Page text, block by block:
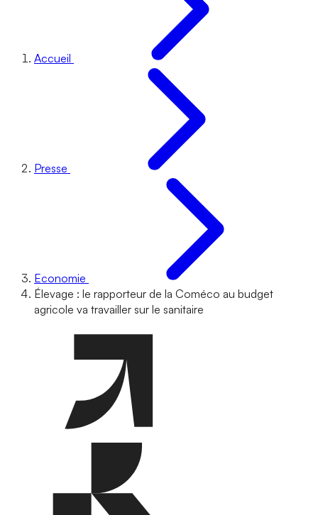
Accueil
Presse
Economie
Élevage : le rapporteur de la Coméco au budget
agricole va travailler sur le sanitaire